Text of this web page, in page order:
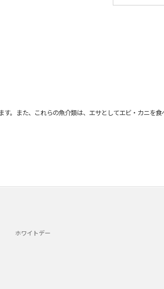
また、これらの魚介類は、エサとしてエビ・カニを食
ホワイトデー